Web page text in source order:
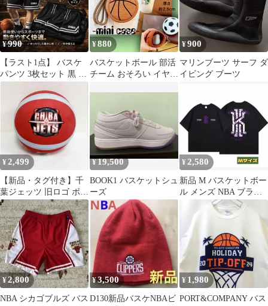
¥990
【ラスト1点】 バスケ
パンツ 3枚セット 黒 L
ハーフパンツ スポーツ
¥880
バスケットボール 部活
チーム おそろい イヤホ
¥900
マリンブーツ サーフ ダ
イビング ブーツ
¥2,499
【新品・タグ付き】千
葉ジェッツ 旧ロゴ ボー
ル型クッション
B.LEAGUE
¥19,500
BOOK1 バスケットシュ
ーズ
¥ 2,580
新品 M バスケットボー
ル メンズ NBA ブラッ
ク 黒 半袖 カイリー
¥2,800
NBA シカゴブルズ バス
¥3,500
D130新品バスケNBAビ
¥ 1,980
PORT&COMPANY バス